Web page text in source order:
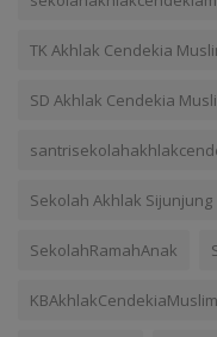
TK Akhlak Cendekia
SD Akhlak Cendekia
Sekolah Akhlak Sijunjung
SekolahRamahAnak
KBAkhlakCendekiaMuslim